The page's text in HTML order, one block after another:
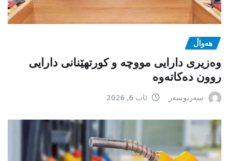
هەواڵ
وەزیری دارایی مووچە و کورتهێنانی دارایی
روون دەکاتەوە
سەرنوسەر ئاب 6, 2026